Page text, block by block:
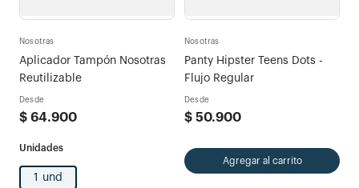
Nosotras
Aplicador Tampón Nosotras
Reutilizable
Desde
$ 64.900
1 und
Nosotras
Panty Hipster Teens Dots -
Flujo Regular
Desde
$ 50.900
Agregar al carrito